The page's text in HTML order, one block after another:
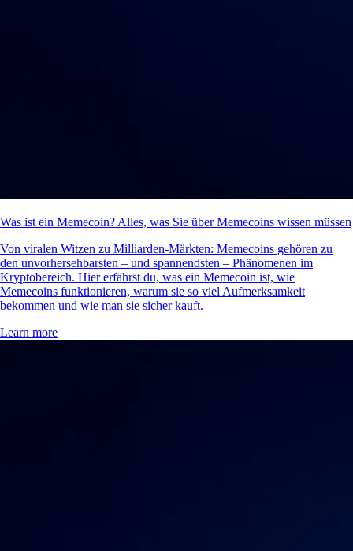
Was ist ein Memecoin? Alles, was Sie über Memecoins wissen müssen
Von viralen Witzen zu Milliarden-Märkten: Memecoins gehören zu
den unvorhersehbarsten – und spannendsten – Phänomenen im
Kryptobereich. Hier erfährst du, was ein Memecoin ist, wie
Memecoins funktionieren, warum sie so viel Aufmerksamkeit
bekommen und wie man sie sicher kauft.
Learn more